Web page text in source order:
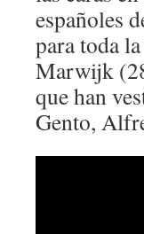
españoles
para toda
Marwijk
que han
Gento,